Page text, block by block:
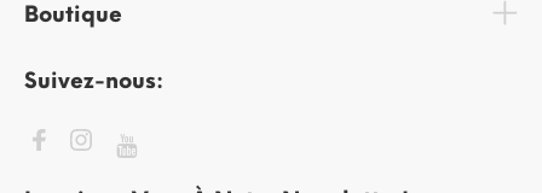
Boutique
Suivez-nous: